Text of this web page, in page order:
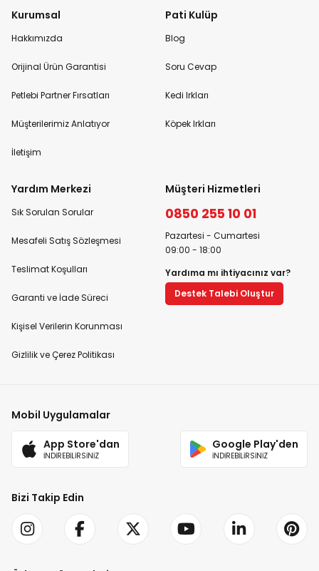
Kurumsal
Hakkımızda
Orijinal Ürün Garantisi
Petlebi Partner Fırsatları
Müşterilerimiz Anlatıyor
İletişim
Pati Kulüp
Blog
Soru Cevap
Kedi Irkları
Köpek Irkları
Yardım Merkezi
Sık Sorulan Sorular
Mesafeli Satış Sözleşmesi
Teslimat Koşulları
Garanti ve İade Süreci
Kişisel Verilerin Korunması
Gizlilik ve Çerez Politikası
Müşteri Hizmetleri
0850 255 10 01
Pazartesi - Cumartesi
09:00 - 18:00
Yardıma mı ihtiyacınız var?
Destek Talebi Oluştur
Mobil Uygulamalar
App Store'dan
İNDİREBİLİRSİNİZ
Google Play'den
İNDİREBİLİRSİNİZ
Bizi Takip Edin